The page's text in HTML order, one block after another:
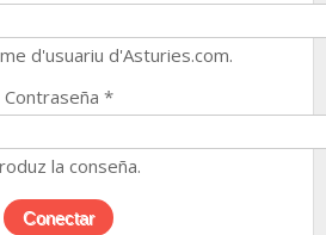
d'usuariu d'Asturies.com.
Contraseña *
la conseña.